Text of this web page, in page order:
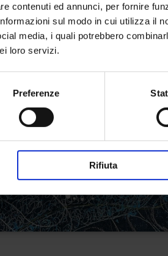
contenuti ed annunci, per fornire
sul modo in cui utilizza il
media, i quali potrebbero
loro servizi.
Preferenze
Rifiuta